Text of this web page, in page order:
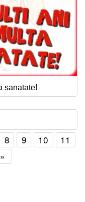
sanatate!
8 9 10
11